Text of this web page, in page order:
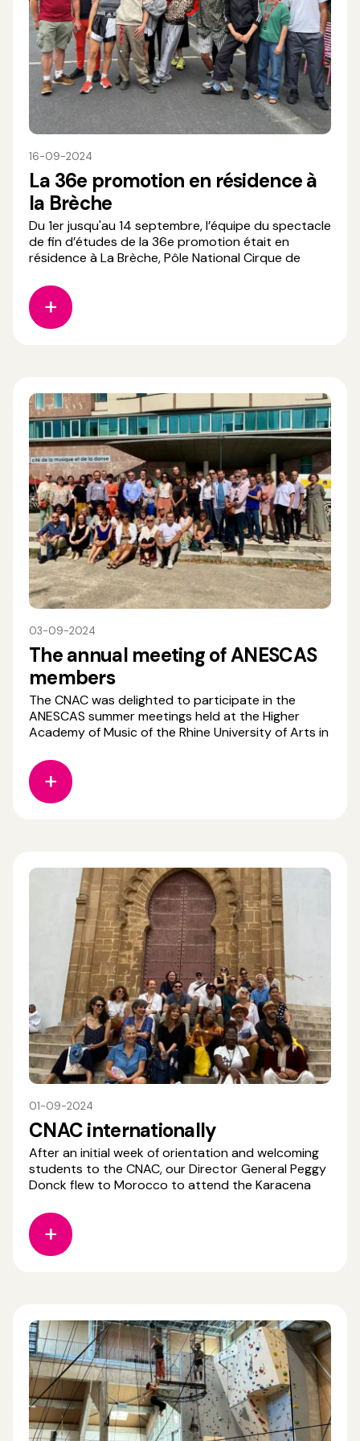
16-09-2024
La 36e promotion en résidence à
la Brèche
Du 1er jusqu'au 14 septembre, l’équipe du spectacle
de fin d’études de la 36e promotion était en
résidence à La Brèche, Pôle National Cirque de
semaines de création. Mis en scène par Martin
Palisse et David Gauchard de L'unijambiste Cie,
collaboration
03-09-2024
The annual meeting of ANESCAS
members
The CNAC was delighted to participate in the
ANESCAS summer meetings held at the Higher
Academy of Music of the Rhine University of Arts in
Anescas) brings together higher education
institutions in France involved in the performing
arts (dance, music
01-09-2024
CNAC internationally
After an initial week of orientation and welcoming
students to the CNAC, our Director General Peggy
Donck flew to Morocco to attend the Karacena
institutions and schools from around the world. It
was a trip rich in discoveries and discussions,
guided by